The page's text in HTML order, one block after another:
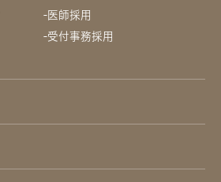
医師採用
受付事務採用